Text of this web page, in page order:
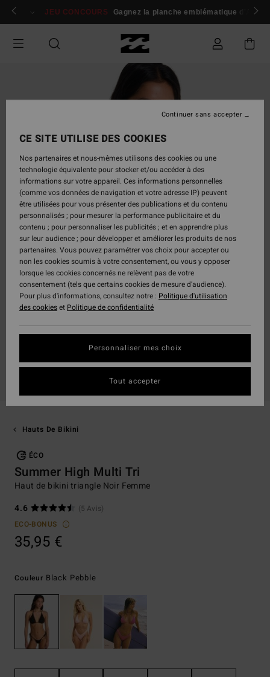
Passer
Se connecter / s'inscrire
JEU CONCOURS Gagnez la planche emblématique d'Andy
Hauts De Bikini
ÉCO
Summer High Multi Tri
Haut de bikini triangle Noir Femme
4.6
(5 Avis)
ECO-BONUS
35,95 €
Couleur Black Pebble
CE SITE UTILISE DES COOKIES
Nos partenaires et nous-mêmes utilisons des cookies ou une
technologie équivalente pour stocker et/ou accéder à des
informations sur votre appareil. Ces informations personnelles
(comme vos données de navigation et votre adresse IP) peuvent
être utilisées pour vous présenter des publications et du contenu
personnalisés ; pour mesurer la performance publicitaire et du
contenu ; pour personnaliser les publicités ; et en apprendre plus
sur leur audience ; pour développer et améliorer les produits de nos
partenaires. Vous pouvez paramétrer vos choix pour accepter ou
non les cookies soumis à votre consentement, ou vous y opposer
lorsque les cookies concernés ne relèvent pas de votre
consentement (tels que certains cookies de mesure d’audience).
Pour plus d'informations, consultez notre : Politique d'utilisation
des cookieset Politique de confidentialité
Personnaliser mes choix
Continuer sans accepter
Tout accepter